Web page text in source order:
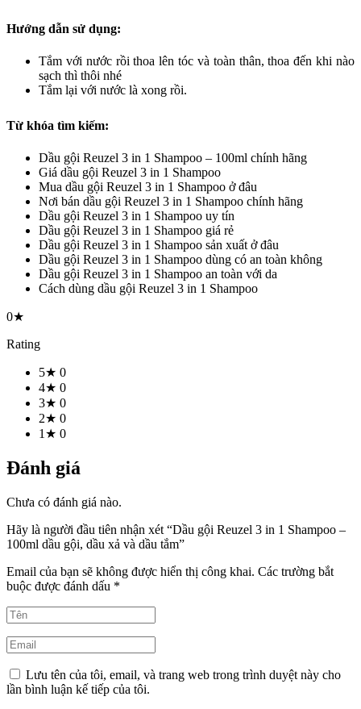
Hướng dẫn sử dụng:
Tắm với nước rồi thoa lên tóc và toàn thân, thoa đến khi nào
sạch thì thôi nhé
Tắm lại với nước là xong rồi.
Từ khóa tìm kiếm:
Dầu gội Reuzel 3 in 1 Shampoo – 100ml chính hãng
Giá dầu gội Reuzel 3 in 1 Shampoo
Mua dầu gội Reuzel 3 in 1 Shampoo ở đâu
Nơi bán dầu gội Reuzel 3 in 1 Shampoo chính hãng
Dầu gội Reuzel 3 in 1 Shampoo uy tín
Dầu gội Reuzel 3 in 1 Shampoo giá rẻ
Dầu gội Reuzel 3 in 1 Shampoo sản xuất ở đâu
Dầu gội Reuzel 3 in 1 Shampoo dùng có an toàn không
Dầu gội Reuzel 3 in 1 Shampoo an toàn với da
Cách dùng dầu gội Reuzel 3 in 1 Shampoo
0★
Rating
5★ 0
4★ 0
3★ 0
2★ 0
1★ 0
Đánh giá
Chưa có đánh giá nào.
Hãy là người đầu tiên nhận xét “Dầu gội Reuzel 3 in 1 Shampoo –
100ml dầu gội, dầu xả và dầu tắm”
Email của bạn sẽ không được hiển thị công khai. Các trường bắt
buộc được đánh dấu *
Lưu tên của tôi, email, và trang web trong trình duyệt này cho
lần bình luận kế tiếp của tôi.